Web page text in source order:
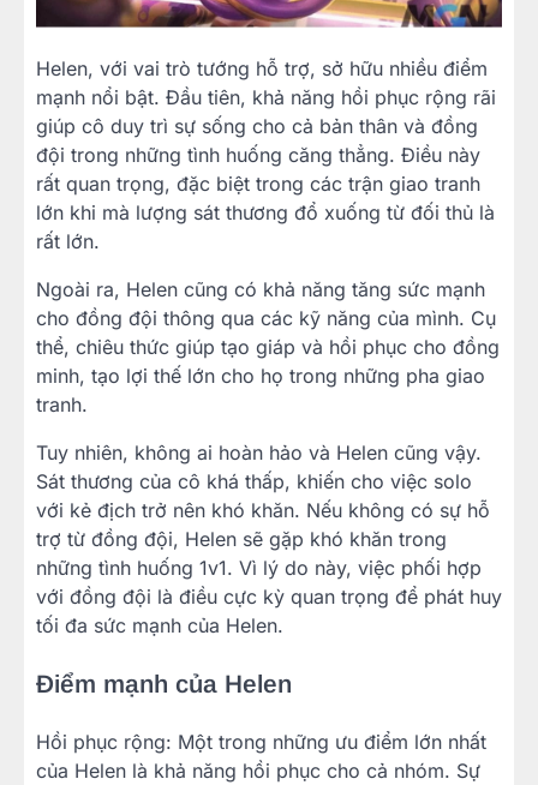
Helen, với vai trò tướng hỗ trợ, sở hữu nhiều điểm
mạnh nổi bật. Đầu tiên, khả năng hồi phục rộng rãi
giúp cô duy trì sự sống cho cả bản thân và đồng
đội trong những tình huống căng thẳng. Điều này
rất quan trọng, đặc biệt trong các trận giao tranh
lớn khi mà lượng sát thương đổ xuống từ đối thủ là
rất lớn.
Ngoài ra, Helen cũng có khả năng tăng sức mạnh
cho đồng đội thông qua các kỹ năng của mình. Cụ
thể, chiêu thức giúp tạo giáp và hồi phục cho đồng
minh, tạo lợi thế lớn cho họ trong những pha giao
tranh.
Tuy nhiên, không ai hoàn hảo và Helen cũng vậy.
Sát thương của cô khá thấp, khiến cho việc solo
với kẻ địch trở nên khó khăn. Nếu không có sự hỗ
trợ từ đồng đội, Helen sẽ gặp khó khăn trong
những tình huống 1v1. Vì lý do này, việc phối hợp
với đồng đội là điều cực kỳ quan trọng để phát huy
tối đa sức mạnh của Helen.
Điểm mạnh của Helen
Hồi phục rộng: Một trong những ưu điểm lớn nhất
của Helen là khả năng hồi phục cho cả nhóm. Sự